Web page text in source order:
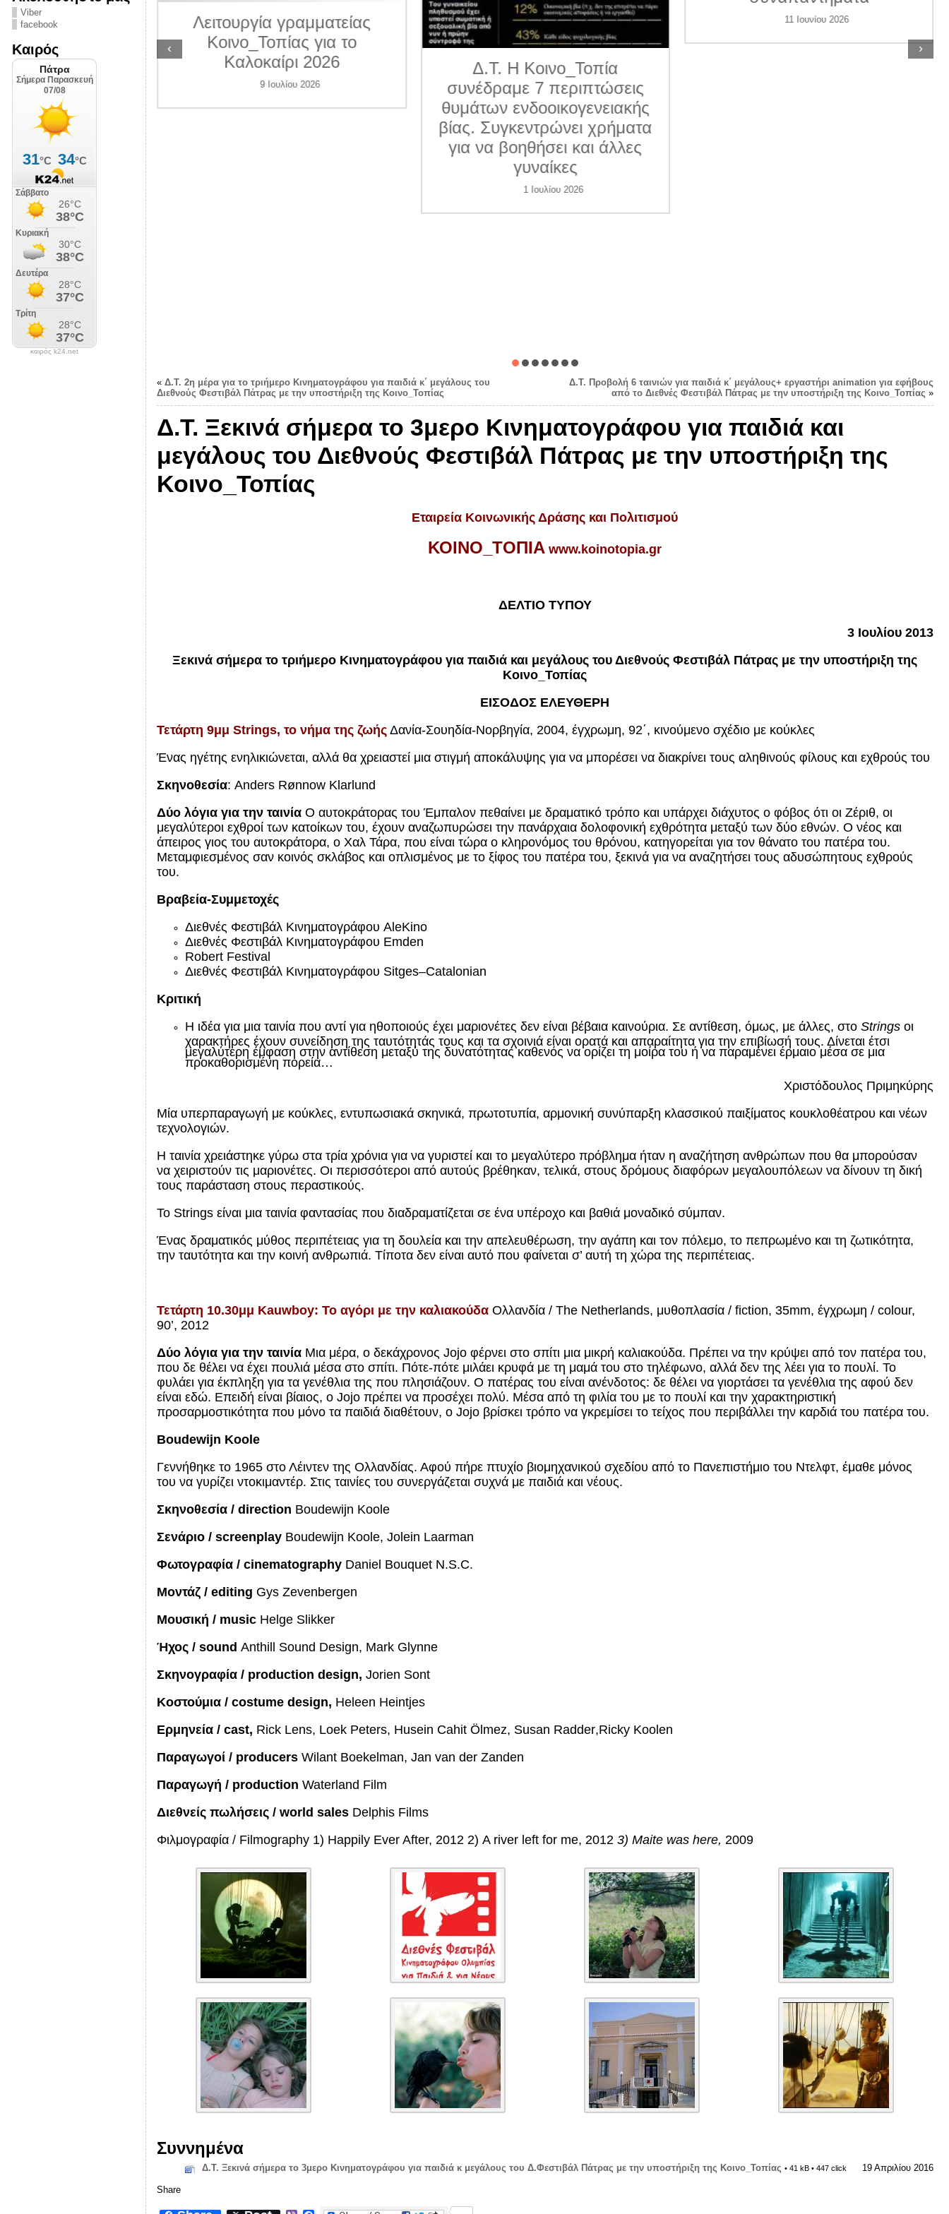
Viber
facebook
Καιρός
καιρός k24.net
Ιουλίου 2026
Λειτουργία γραμματείας
Κοινο_Τοπίας για το
Καλοκαίρι 2026
9 Ιουλίου 2026
Δ.Τ. Η Κοινο_Τοπία
συνέδραμε 7 περιπτώσεις
θυμάτων ενδοοικογενειακής
βίας. Συγκεντρώνει χρήματα
για να βοηθήσει και άλλες
γυναίκες
1 Ιουλίου 2026
11 Ιουνίου 2026
‹ ›
« Δ.Τ. 2η μέρα για το τριήμερο Κινηματογράφου για παιδιά κ΄ μεγάλους του
Διεθνούς Φεστιβάλ Πάτρας με την υποστήριξη της Κοινο_Τοπίας
Δ.Τ. Προβολή 6 ταινιών για παιδιά κ΄ μεγάλους+ εργαστήρι animation για εφήβους
από το Διεθνές Φεστιβάλ Πάτρας με την υποστήριξη της Κοινο_Τοπίας »
Δ.Τ. Ξεκινά σήμερα το 3μερο Κινηματογράφου για παιδιά και
μεγάλους του Διεθνούς Φεστιβάλ Πάτρας με την υποστήριξη της
Κοινο_Τοπίας
Εταιρεία Κοινωνικής Δράσης και Πολιτισμού
ΚΟΙΝΟ_ΤΟΠΙΑ www.koinotopia.gr
ΔΕΛΤΙΟ ΤΥΠΟΥ
3 Ιουλίου 2013
Ξεκινά σήμερα το τριήμερο Κινηματογράφου για παιδιά και μεγάλους του Διεθνούς Φεστιβάλ Πάτρας με την υποστήριξη της
Κοινο_Τοπίας
ΕΙΣΟΔΟΣ ΕΛΕΥΘΕΡΗ
Τετάρτη 9μμ Strings, το νήμα της ζωήςΔανία-Σουηδία-Νορβηγία, 2004, έγχρωμη, 92΄, κινούμενο σχέδιο με κούκλες
Ένας ηγέτης ενηλικιώνεται, αλλά θα χρειαστεί μια στιγμή αποκάλυψης για να μπορέσει να διακρίνει τους αληθινούς φίλους και εχθρούς του
Σκηνοθεσία: Anders Rønnow Klarlund
Δύο λόγια για την ταινίαΟ αυτοκράτορας του Έμπαλον πεθαίνει με δραματικό τρόπο και υπάρχει διάχυτος ο φόβος ότι οι Ζέριθ, οι
μεγαλύτεροι εχθροί των κατοίκων του, έχουν αναζωπυρώσει την πανάρχαια δολοφονική εχθρότητα μεταξύ των δύο εθνών. Ο νέος και
άπειρος γιος του αυτοκράτορα, ο Χαλ Τάρα, που είναι τώρα ο κληρονόμος του θρόνου, κατηγορείται για τον θάνατο του πατέρα του.
Μεταμφιεσμένος σαν κοινός σκλάβος και οπλισμένος με το ξίφος του πατέρα του, ξεκινά για να αναζητήσει τους αδυσώπητους εχθρούς
του.
Βραβεία-Συμμετοχές
Διεθνές Φεστιβάλ Kινηματογράφου AleKino
Διεθνές Φεστιβάλ Κινηματογράφου Emden
Robert Festival
Διεθνές Φεστιβάλ Κινηματογράφου Sitges–Catalonian
Κριτική
Η ιδέα για μια ταινία που αντί για ηθοποιούς έχει μαριονέτες δεν είναι βέβαια καινούρια. Σε αντίθεση, όμως, με άλλες, στο Stringsοι
χαρακτήρες έχουν συνείδηση της ταυτότητάς τους και τα σχοινιά είναι ορατά και απαραίτητα για την επιβίωσή τους. Δίνεται έτσι
μεγαλύτερη έμφαση στην αντίθεση μεταξύ της δυνατότητας καθενός να ορίζει τη μοίρα του ή να παραμένει έρμαιο μέσα σε μια
προκαθορισμένη πορεία…
Χριστόδουλος Πριμηκύρης
Μία υπερπαραγωγή με κούκλες, εντυπωσιακά σκηνικά, πρωτοτυπία, αρμονική συνύπαρξη κλασσικού παιξίματος κουκλοθέατρου και νέων
τεχνολογιών.
Η ταινία χρειάστηκε γύρω στα τρία χρόνια για να γυριστεί και το μεγαλύτερο πρόβλημα ήταν η αναζήτηση ανθρώπων που θα μπορούσαν
να χειριστούν τις μαριονέτες. Οι περισσότεροι από αυτούς βρέθηκαν, τελικά, στους δρόμους διαφόρων μεγαλουπόλεων να δίνουν τη δική
τους παράσταση στους περαστικούς.
Το Stringsείναι μια ταινία φαντασίας που διαδραματίζεται σε ένα υπέροχο και βαθιά μοναδικό σύμπαν.
Ένας δραματικός μύθος περιπέτειας για τη δουλεία και την απελευθέρωση, την αγάπη και τον πόλεμο, το πεπρωμένο και τη ζωτικότητα,
την ταυτότητα και την κοινή ανθρωπιά. Τίποτα δεν είναι αυτό που φαίνεται σ’ αυτή τη χώρα της περιπέτειας.
Τετάρτη 10.30μμ Kauwboy: Το αγόρι με την καλιακούδαΟλλανδία / The Netherlands, μυθοπλασία / fiction, 35mm, έγχρωμη / colour,
90’, 2012
Δύο λόγια για την ταινίαΜια μέρα, ο δεκάχρονος Jojo φέρνει στο σπίτι μια μικρή καλιακούδα. Πρέπει να την κρύψει από τον πατέρα του,
που δε θέλει να έχει πουλιά μέσα στο σπίτι. Πότε-πότε μιλάει κρυφά με τη μαμά του στο τηλέφωνο, αλλά δεν της λέει για το πουλί. Το
φυλάει για έκπληξη για τα γενέθλια της που πλησιάζουν. Ο πατέρας του είναι ανένδοτος: δε θέλει να γιορτάσει τα γενέθλια της αφού δεν
είναι εδώ. Επειδή είναι βίαιος, ο Jojo πρέπει να προσέχει πολύ. Μέσα από τη φιλία του με το πουλί και την χαρακτηριστική
προσαρμοστικότητα που μόνο τα παιδιά διαθέτουν, ο Jojo βρίσκει τρόπο να γκρεμίσει το τείχος που περιβάλλει την καρδιά του πατέρα του.
Boudewijn Koole
Γεννήθηκε το 1965 στο Λέιντεν της Ολλανδίας. Αφού πήρε πτυχίο βιομηχανικού σχεδίου από το Πανεπιστήμιο του Ντελφτ, έμαθε μόνος
του να γυρίζει ντοκιμαντέρ. Στις ταινίες του συνεργάζεται συχνά με παιδιά και νέους.
Σκηνοθεσία / direction Boudewijn Koole
Σενάριο / screenplay Boudewijn Koole, Jolein Laarman
Φωτογραφία / cinematography Daniel Bouquet N.S.C.
Μοντάζ / editing Gys Zevenbergen
Μουσική / music Helge Slikker
Ήχος / sound Anthill Sound Design, Mark Glynne
Σκηνογραφία / production design, Jorien Sont
Κοστούμια / costume design, Heleen Heintjes
Ερμηνεία / cast, Rick Lens, Loek Peters, Husein Cahit Ö lmez, Susan Radder,Ricky Koolen
Παραγωγοί / producers Wilant Boekelman, Jan van der Zanden
Παραγωγή / production Waterland Film
Διεθνείς πωλήσεις / world sales Delphis Films
Φιλμογραφία / Filmography 1) Happily Ever After, 2012 2) A river left for me, 2012 3) Maite was here, 2009
Συννημένα
Δ.Τ. Ξεκινά σήμερα το 3μερο Κινηματογράφου για παιδιά κ μεγάλους του Δ.Φεστιβάλ Πάτρας με την υποστήριξη της Κοινο_Τοπίας • 41 kB • 447 click 19 Απριλίου 2016
Share